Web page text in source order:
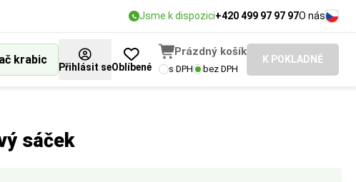
Jsme k dispozici+420 499 97 97 97O nás
krabic
Přihlásit seOblíbené
Prázdný košík
s DPH bez DPH
K POKLADNĚ
sáček
pevnosti
vyplnění prostoru,
proti protržení.